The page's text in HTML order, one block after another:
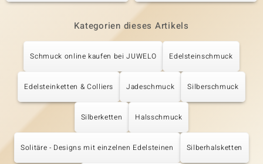
Kategorien dieses Artikels
Schmuck online kaufen bei JUWELO Edelsteinschmuck
Edelsteinketten & Colliers Jadeschmuck Silberschmuck
Silberketten Halsschmuck
Solitäre - Designs mit einzelnen Edelsteinen Silberhalsketten